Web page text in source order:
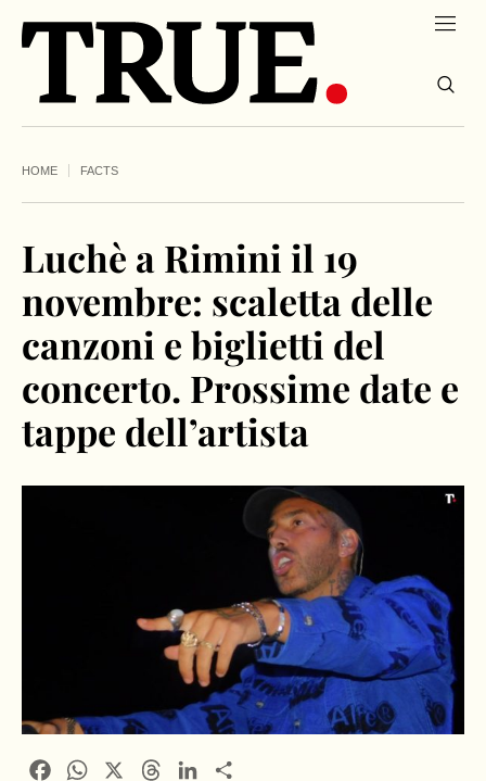
HOME FACTS
Luchè a Rimini il 19
novembre: scaletta delle
canzoni e biglietti del
concerto. Prossime date e
tappe dell’artista
FacebookWhatsApp ThreadsLinkedIn